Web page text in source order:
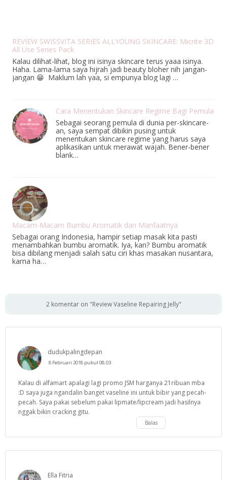
REVIEW SWISSVITA SERIES ALLYOUNG SKINCARE: Micrite 3D
All Use Series Pack
Kalau dilihat-lihat, blog ini isinya skincare terus yaaa isinya.
Haha. Lama-lama saya hijrah jadi beauty bloher nih jangan-
jangan 😁 Maklum lah yaa, si empunya blog lagi …
Cara Menentukan Skincare Regime Bagi Pemula
Sebagai seorang pemula di dunia per-skincare-
an, saya sempat dibikin pusing untuk
menentukan skincare regime yang harus saya
aplikasikan untuk merawat wajah. Bener-bener
blank…
Macam-Macam Bumbu Aromatik dan Manfaatnya
Sebagai orang Indonesia, hampir setiap masak kita pasti
menambahkan bumbu aromatik. Iya, kan? Bumbu aromatik
bisa dibilang menjadi salah satu ciri khas masakan nusantara,
karna ha…
2 komentar on "Review Vaseline Repairing Jelly"
dudukpalingdepan
8 Februari 2018 pukul 08.03
Kalau di alfamart apalagi lagi promo JSM harganya 21ribuan mba
:D saya juga ngandalin banget vaseline ini untuk bibir yang pecah-
pecah. Saya pakai sebelum pakai lipmate/lipcream jadi hasilnya
nggak bikin cracking gitu.
Balas
Ella Fitria